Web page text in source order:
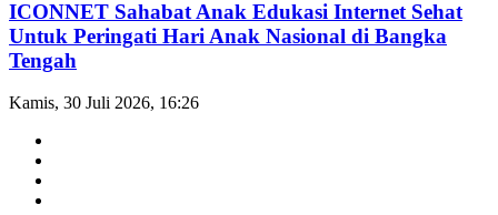
ICONNET Sahabat Anak Edukasi Internet Sehat
Untuk Peringati Hari Anak Nasional di Bangka
Tengah
Kamis, 30 Juli 2026, 16:26